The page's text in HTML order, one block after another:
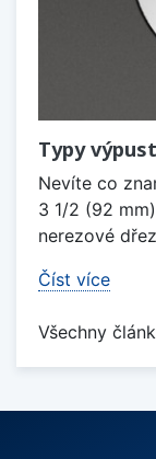
Typy
Nevíte co
3 1/2 (92
nerezové
Číst více
Všechny